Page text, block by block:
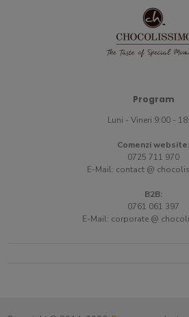
Program
Luni - Vineri 9:00 -
Comenzi website:
0725 711 970
E-Mail: contact @
B2B:
0761 061 397
E-Mail: corporate @